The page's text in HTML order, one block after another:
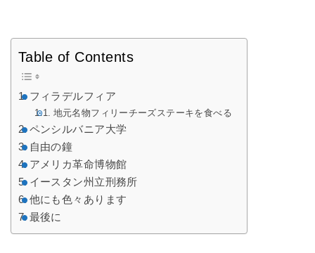
Table of Contents
フィラデルフィア
地元名物フィリーチーズステーキを食べる
ペンシルバニア大学
自由の鐘
アメリカ革命博物館
イースタン州立刑務所
他にも色々あります
最後に